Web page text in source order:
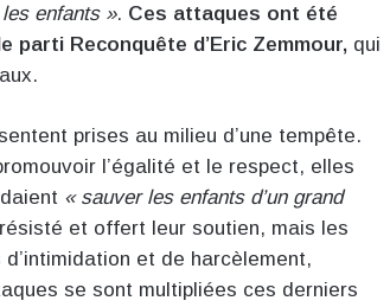
enfants ». Ces attaques ont été
parti Reconquête d’Eric Zemmour, qui
prises au milieu d’une tempête.
l’égalité et le respect, elles
« sauver les enfants d’un grand
et offert leur soutien, mais les
et de harcèlement,
se sont multipliées ces derniers